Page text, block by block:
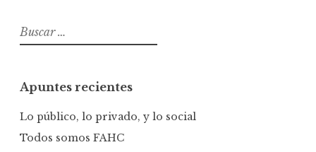
B
u
a
r
Apuntes recientes
Lo público, lo privado, y lo social
Todos somos FAHC